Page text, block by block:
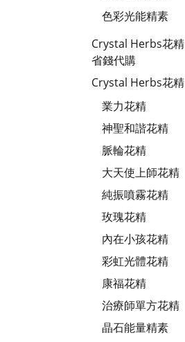
色彩光能精素
Crystal Herbs花精
省錢代購
Crystal Herbs花精
業力花精
神聖和諧花精
脈輪花精
大天使上師花精
純振噴霧花精
玫瑰花精
內在小孩花精
彩虹光體花精
康福花精
治療師單方花精
晶石能量精素